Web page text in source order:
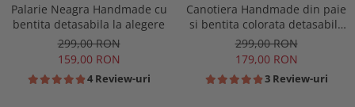
Palarie Neagra Handmade cu
bentita detasabila la alegere
299,00 RON
159,00 RON
4 Review-uri
Canotiera Handmade din paie
si bentita colorata detasabila
la alegere
299,00 RON
179,00 RON
3 Review-uri